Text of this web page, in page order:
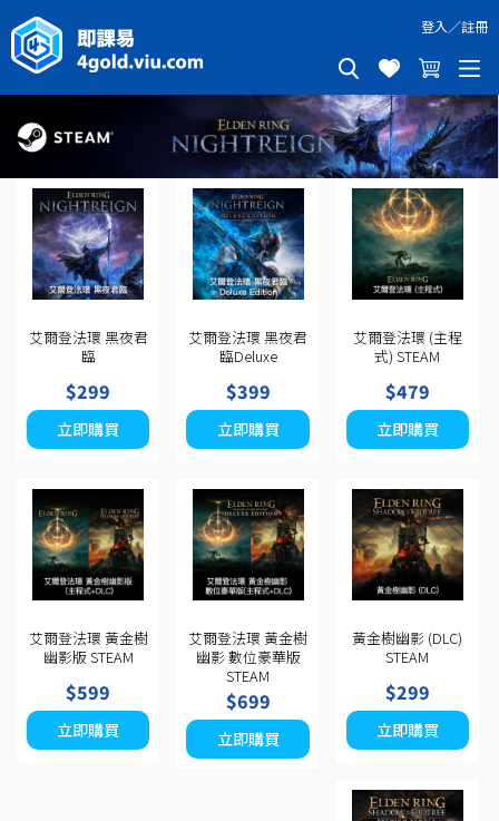
登入／註冊
艾爾登法環 黑夜君
臨
$299
立即購買
艾爾登法環 黑夜君
臨Deluxe
$399
立即購買
艾爾登法環 (主程
式) STEAM
$479
立即購買
艾爾登法環 黃金樹
幽影版 STEAM
$599
立即購買
艾爾登法環 黃金樹
幽影 數位豪華版
STEAM
$699
立即購買
黃金樹幽影 (DLC)
STEAM
$299
立即購買